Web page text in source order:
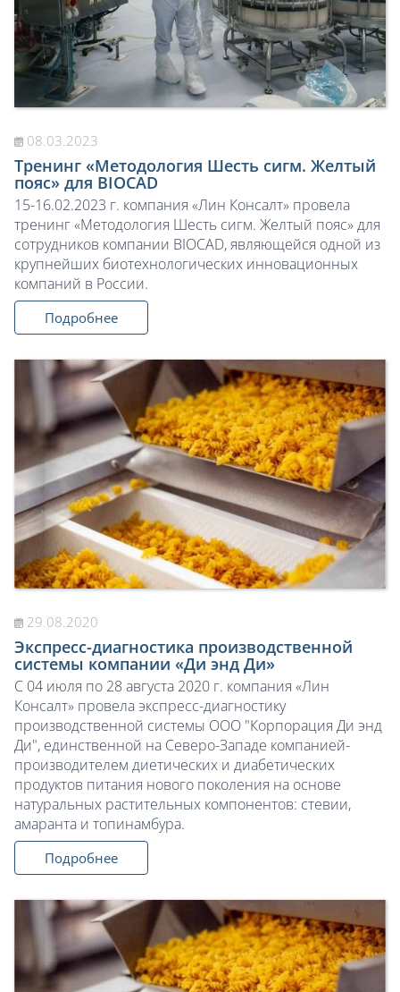
08.03.2023
Тренинг «Методология Шесть сигм. Желтый
пояс» для BIOCAD
15-16.02.2023 г. компания «Лин Консалт» провела
тренинг «Методология Шесть сигм. Желтый пояс» для
сотрудников компании BIOCAD, являющейся одной из
крупнейших биотехнологических инновационных
компаний в России.
Подробнее
29.08.2020
Экспресс-диагностика производственной
системы компании «Ди энд Ди»
С 04 июля по 28 августа 2020 г. компания «Лин
Консалт» провела экспресс-диагностику
производственной системы ООО "Корпорация Ди энд
Ди", единственной на Северо-Западе компанией-
производителем диетических и диабетических
продуктов питания нового поколения на основе
натуральных растительных компонентов: стевии,
амаранта и топинамбура.
Подробнее